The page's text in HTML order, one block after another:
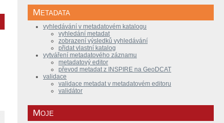
Metadata
vyhledávání v metadatovém katalogu
vyhledání metadat
zobrazení výsledků vyhledávání
přidat vlastní katalog
vytváření metadatového záznamu
metadatový editor
převod metadat z INSPIRE na GeoDCAT
validace
validace metadat v metadatovém editoru
validátor
Moje